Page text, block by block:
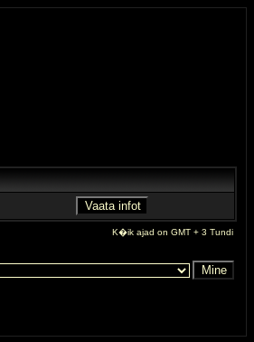
K�ik ajad on GMT + 3 Tundi